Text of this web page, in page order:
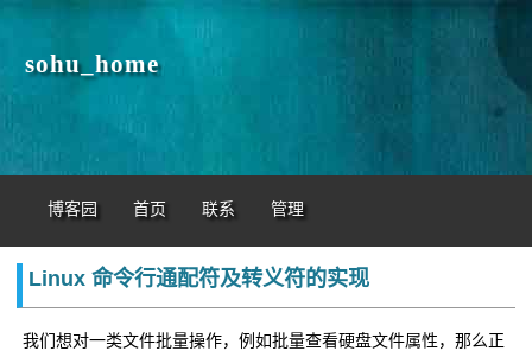
sohu_home
博客园 首页 联系 管理
Linux 命令行通配符及转义符的实现
我们想对一类文件批量操作，例如批量查看硬盘文件属性，那么正